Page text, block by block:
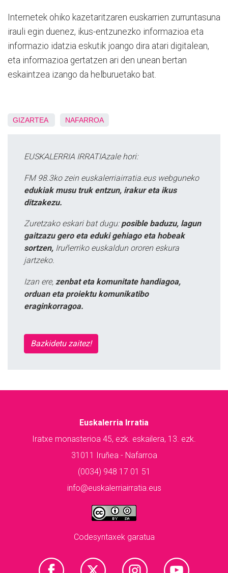
Internetek ohiko kazetaritzaren euskarrien zurruntasuna
irauli egin duenez, ikus-entzunezko informazioa eta
informazio idatzia eskutik joango dira atari digitalean,
eta informazioa gertatzen ari den unean bertan
eskaintzea izango da helburuetako bat.
GIZARTEA NAFARROA
EUSKALERRIA IRRATIAzale hori:
FM 98.3ko zein euskalerriairratia.eus webguneko
edukiak musu truk entzun, irakur eta ikus
ditzakezu.
Zuretzako eskari bat dugu: posible baduzu, lagun
gaitzazu gero eta eduki gehiago eta hobeak
sortzen, Iruñerriko euskaldun ororen eskura
jartzeko.
Izan ere, zenbat eta komunitate handiagoa,
orduan eta proiektu komunikatibo
eraginkorragoa.
Bazkidetu zaitez!
Euskalerria Irratia
Iratxe monasterioa 45, ezk. eskailera, 13. ezk.
31011 Iruñea - Nafarroa
(0034) 948 17 01 51
info@euskalerriairratia.eus
Codesyntaxek garatua